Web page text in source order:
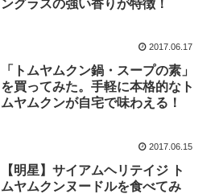
ングラスの強い香りが特徴！
2017.06.17
「トムヤムクン鍋・スープの素」
を買ってみた。手軽に本格的なト
ムヤムクンが自宅で味わえる！
2017.06.15
【明星】サイアムヘリテイジ ト
ムヤムクンヌードルを食べてみ